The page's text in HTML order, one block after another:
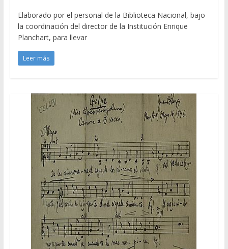
Elaborado por el personal de la Biblioteca Nacional, bajo
la coordinación del director de la Institución Enrique
Planchart, para llevar
Leer más